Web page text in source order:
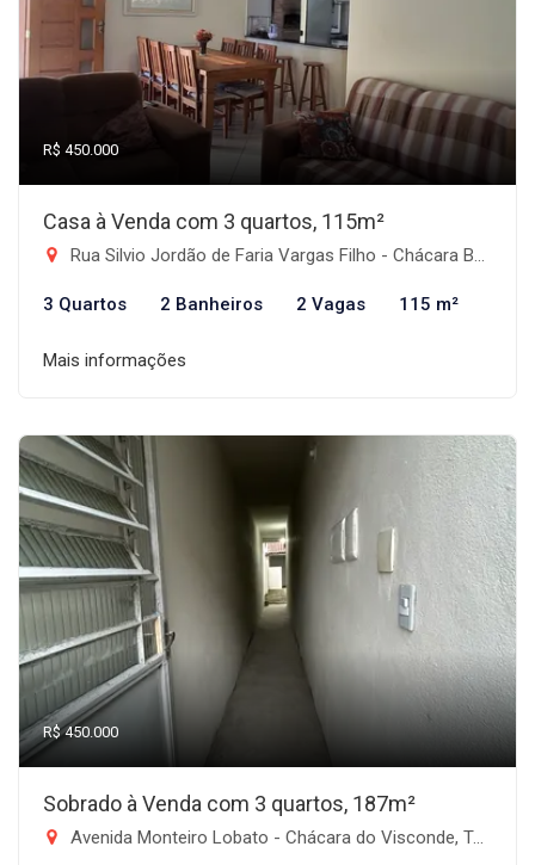
R$ 450.000
Casa à Venda com 3 quartos, 115m²
Rua Silvio Jordão de Faria Vargas Filho - Chácara Belo Horizonte, Taubaté-SP
3 Quartos 2 Banheiros 2 Vagas 115 m²
Mais informações
R$ 450.000
Sobrado à Venda com 3 quartos, 187m²
Avenida Monteiro Lobato - Chácara do Visconde, Taubaté-SP